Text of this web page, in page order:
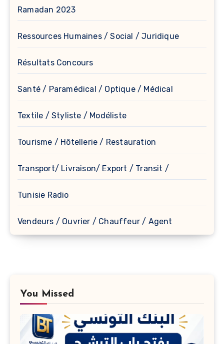
Ramadan 2023
Ressources Humaines / Social / Juridique
Résultats Concours
Santé / Paramédical / Optique / Médical
Textile / Styliste / Modéliste
Tourisme / Hôtellerie / Restauration
Transport/ Livraison/ Export / Transit /
Tunisie Radio
Vendeurs / Ouvrier / Chauffeur / Agent
You Missed